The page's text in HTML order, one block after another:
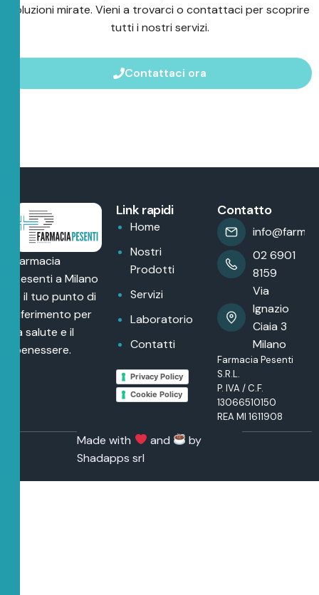
soluzioni mirate. Vieni a trovarci o contattaci per scoprire
tutti i nostri servizi.
Contattaci ora
Farmacia
Pesenti a Milano
è il tuo punto di
riferimento per
la salute e il
benessere.
Link rapidi
Home
Nostri
Prodotti
Servizi
Laboratorio
Contatti
Privacy Policy
Cookie Policy
Contatto
02 6901
8159
Via
Ignazio
Ciaia 3
Milano
Farmacia Pesenti
S.R.L.
P. IVA / C.F.
13066510150
REA MI 1611908
Made with and
by
Shadapps srl